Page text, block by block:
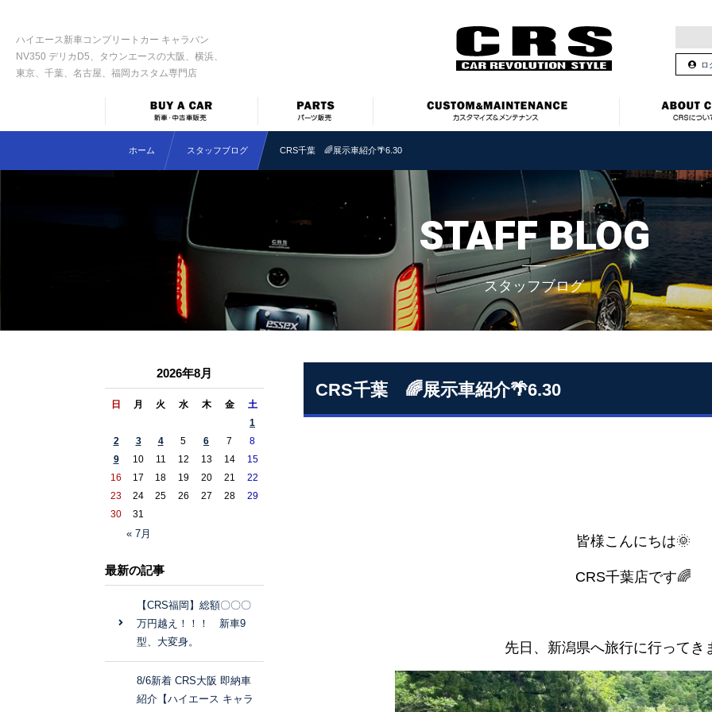
ハイエース新車コンプリートカー キャラバン
NV350 デリカD5、タウンエースの大阪、横浜、
東京、千葉、名古屋、福岡カスタム専門店
ロ
ホーム スタッフブログ CRS千葉 🌈展示車紹介🌴6.30
STAFF BLOG
スタッフブログ
CRS千葉 🌈展示車紹介🌴6.30
皆様こんにちは🌞
CRS千葉店です🌈
先日、新潟県へ旅行に行ってき
2026年8月
日 月 火 水 木 金 土
« 7月
1
2
3 4 5 6 7
8
9
10 11 12 13 14
15
16
17 18 19 20 21
22
23
24 25 26 27 28
29
30
31
最新の記事
【CRS福岡】総額〇〇〇
万円越え！！！ 新車9
型、大変身。
8/6新着 CRS大阪 即納車
紹介【ハイエース キャラ